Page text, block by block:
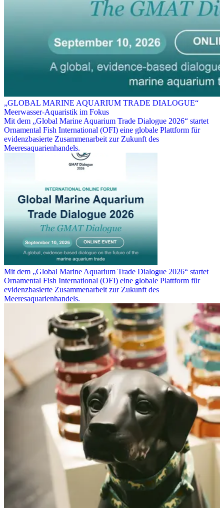
„GLOBAL MARINE AQUARIUM TRADE DIALOGUE“
Meerwasser-Aquaristik im Fokus
Mit dem „Global Marine Aquarium Trade Dialogue 2026“ startet
Ornamental Fish International (OFI) eine globale Plattform für
evidenzbasierte Zusammenarbeit zur Zukunft des
Meeresaquarienhandels.
Mit dem „Global Marine Aquarium Trade Dialogue 2026“ startet
Ornamental Fish International (OFI) eine globale Plattform für
evidenzbasierte Zusammenarbeit zur Zukunft des
Meeresaquarienhandels.